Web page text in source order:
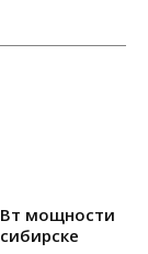
мощности